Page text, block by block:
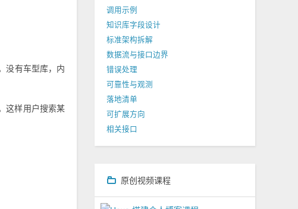
没有车型库，内
这样用户搜索某
调用示例
知识库字段设计
标准架构拆解
数据流与接口边界
错误处理
可靠性与观测
落地清单
可扩展方向
相关接口
原创视频课程